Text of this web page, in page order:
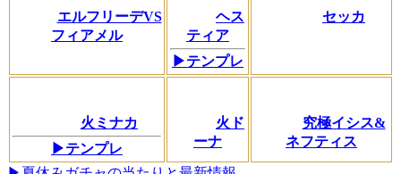
エルフリーデVS
フィアメル
ヘス
ティア
▶テンプレ
セッカ
火ミナカ
▶テンプレ
火ド
ーナ
究極イシス&
ネフティス